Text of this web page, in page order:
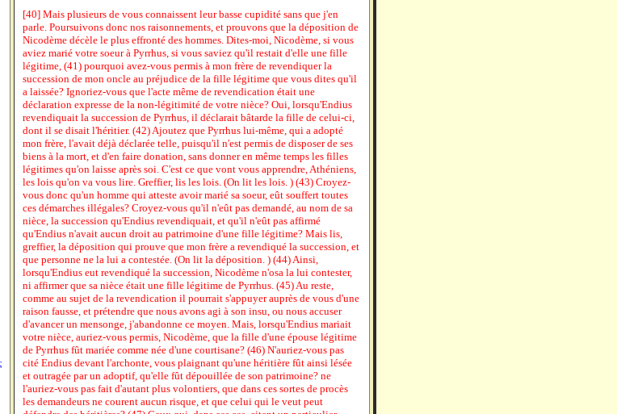
[40] Mais plusieurs de vous connaissent leur basse cupidité sans que j'en
parle. Poursuivons donc nos raisonnements, et prouvons que la déposition de
Nicodème décèle le plus effronté des hommes. Dites-moi, Nicodème, si vous
aviez marié votre soeur à Pyrrhus, si vous saviez qu'il restait d'elle une fille
légitime, (41) pourquoi avez-vous permis à mon frère de revendiquer la
succession de mon oncle au préjudice de la fille légitime que vous dites qu'il
a laissée? Ignoriez-vous que l'acte même de revendication était une
déclaration expresse de la non-légitimité de votre nièce? Oui, lorsqu'Endius
revendiquait la succession de Pyrrhus, il déclarait bâtarde la fille de celui-ci,
dont il se disait l'héritier. (42) Ajoutez que Pyrrhus lui-même, qui a adopté
mon frère, l'avait déjà déclarée telle, puisqu'il n'est permis de disposer de ses
biens à la mort, et d'en faire donation, sans donner en même temps les filles
légitimes qu'on laisse après soi. C'est ce que vont vous apprendre, Athéniens,
les lois qu'on va vous lire. Greffier, lis les lois. (On lit les lois. ) (43) Croyez-
vous donc qu'un homme qui atteste avoir marié sa soeur, eût souffert toutes
ces démarches illégales? Croyez-vous qu'il n'eût pas demandé, au nom de sa
nièce, la succession qu'Endius revendiquait, et qu'il n'eût pas affirmé
qu'Endius n'avait aucun droit au patrimoine d'une fille légitime? Mais lis,
greffier, la déposition qui prouve que mon frère a revendiqué la succession, et
que personne ne la lui a contestée. (On lit la déposition. ) (44) Ainsi,
lorsqu'Endius eut revendiqué la succession, Nicodème n'osa la lui contester,
ni affirmer que sa nièce était une fille légitime de Pyrrhus. (45) Au reste,
comme au sujet de la revendication il pourrait s'appuyer auprès de vous d'une
raison fausse, et prétendre que nous avons agi à son insu, ou nous accuser
d'avancer un mensonge, j'abandonne ce moyen. Mais, lorsqu'Endius mariait
votre nièce, auriez-vous permis, Nicodème, que la fille d'une épouse légitime
de Pyrrhus fût mariée comme née d'une courtisane? (46) N'auriez-vous pas
cité Endius devant l'archonte, vous plaignant qu'une héritière fût ainsi lésée
et outragée par un adoptif, qu'elle fût dépouillée de son patrimoine? ne
l'auriez-vous pas fait d'autant plus volontiers, que dans ces sortes de procès
les demandeurs ne courent aucun risque, et que celui qui le veut peut